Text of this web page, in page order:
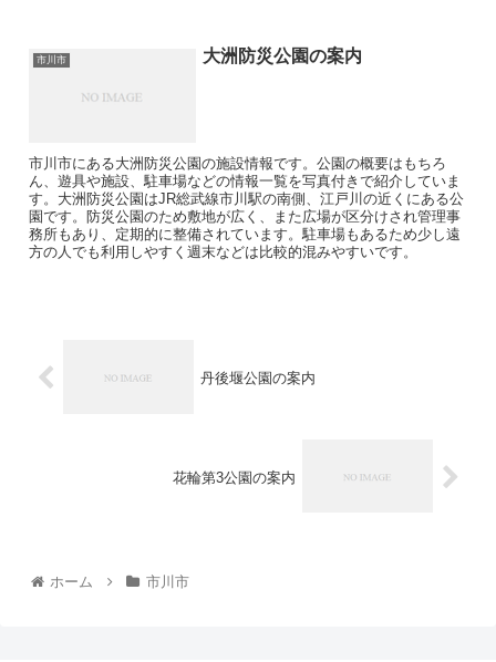
市川市 大洲防災公園の案内
市川市にある大洲防災公園の施設情報です。公園の概要はもちろ
ん、遊具や施設、駐車場などの情報一覧を写真付きで紹介していま
す。大洲防災公園はJR総武線市川駅の南側、江戸川の近くにある公
園です。防災公園のため敷地が広く、また広場が区分けされ管理事
務所もあり、定期的に整備されています。駐車場もあるため少し遠
方の人でも利用しやすく週末などは比較的混みやすいです。
丹後堰公園の案内
花輪第3公園の案内
ホーム 市川市